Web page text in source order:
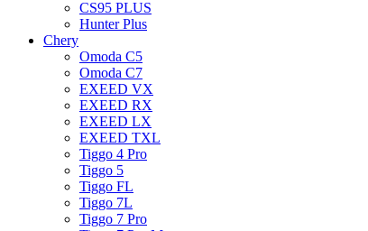
CS95 PLUS
Hunter Plus
Chery
Omoda C5
Omoda C7
EXEED VX
EXEED RX
EXEED LX
EXEED TXL
Tiggo 4 Pro
Tiggo 5
Tiggo FL
Tiggo 7L
Tiggo 7 Pro